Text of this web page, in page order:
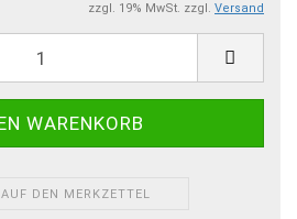
zzgl. 19% MwSt. zzgl. Versand
AUF DEN MERKZETTEL